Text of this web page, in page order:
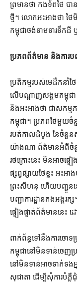
ព្រមាន​ថា កងទ័ព​ថៃ បា
ថ្មី​។ លោក​អះអាង​ថា ថ
កម្ពុជា​ចង់​ទាមទារ​ទឹកដី
ប្រភព​ព័ត៌មាន និង​ការ​ប
ប្រតិកម្ម​របស់​មេដឹកនាំ​ថ
លើ​បណ្ដាញ​សង្គម​កម្ពុជា
និង​អះអាង​ថា ជា​សកម្ម
កម្ពុជា​។ ប្រភព​ថៃ​មួយចំ
របត់​កាល​ដំបូង នៃ​ចំនួន​
យ៉ាងណា ព័ត៌មាន​អំពី​ចំនួ
រថក្រោះ​នេះ មិនអាច​ផ្ទ
ផ្សព្វផ្សាយ​ថៃ​ខ្លះ អះអ
ព្រះសីហនុ ហើយ​បញ្ជូន​ទ
បញ្ជាការដ្ឋាន​កង​អង្គ
ផ្ទៀងផ្ទាត់​ព័ត៌មាន​នេះ
ពាក់ព័ន្ធ​ទៅ​នឹង​ការចោទ
កម្ពុជា​នៅ​មិនទាន់​ចេញ​ប្
នៅ​មិនទាន់​អាច​ទាក់ទង​អ្
សុជាតា ដើម្បី​សុំ​ការ​បំភ្